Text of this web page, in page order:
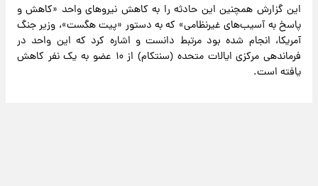
این گزارش همچنین این حادثه را به کاهش نیروهای واحد «کاهش و
پاسخ به آسیب‌های غیرنظامی» که به دستور «پیت هگست»، وزیر جنگ
آمریکا، انجام شده بود مرتبط دانست و اشاره کرد که این واحد در
فرماندهی مرکزی ایالات متحده (سنتکام) از ۱۰ عضو به یک نفر کاهش
یافته است.